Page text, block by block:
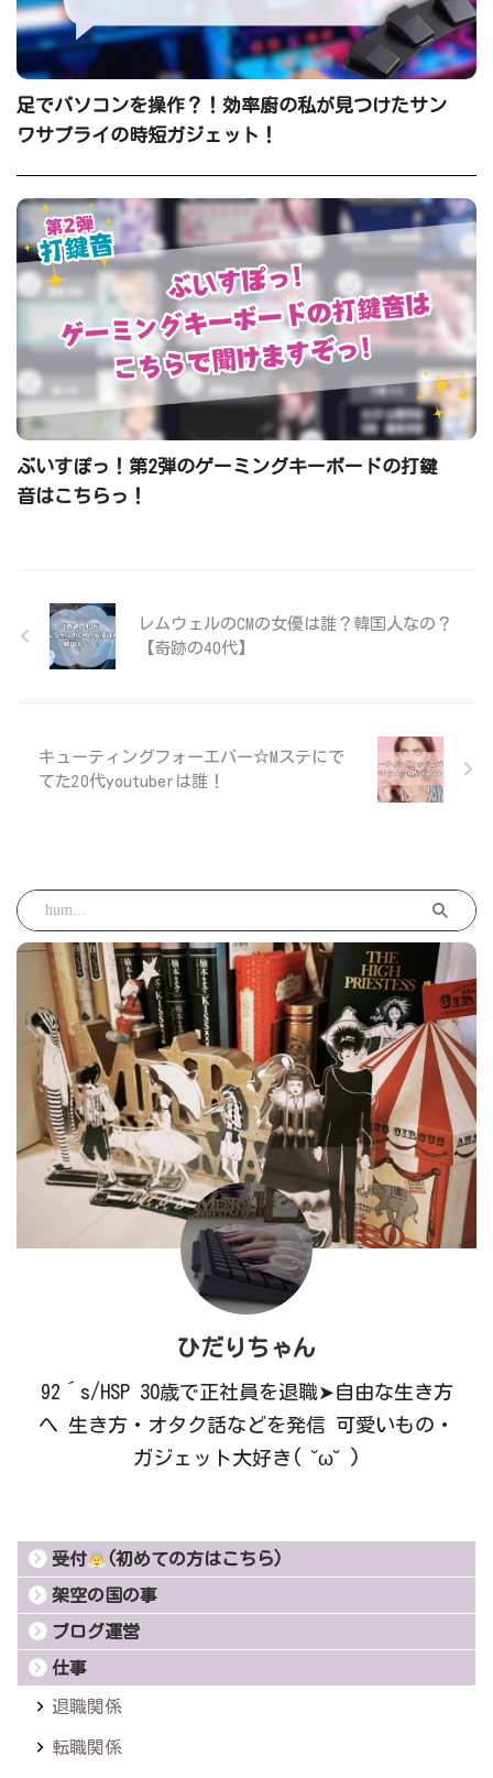
足でパソコンを操作？！効率廚の私が見つけたサン
ワサプライの時短ガジェット！
ぶいすぽっ！第2弾のゲーミングキーボードの打鍵
音はこちらっ！
レムウェルのCMの女優は誰？韓国人なの？
【奇跡の40代】
キューティングフォーエバー☆Mステにで
てた20代youtuberは誰！
ひだりちゃん
92´s/HSP 30歳で正社員を退職➤自由な生き方
へ 生き方・オタク話などを発信 可愛いもの・
ガジェット大好き( ˘ω˘ )
受付 (初めての方はこちら)
架空の国の事
ブログ運営
仕事
退職関係
転職関係